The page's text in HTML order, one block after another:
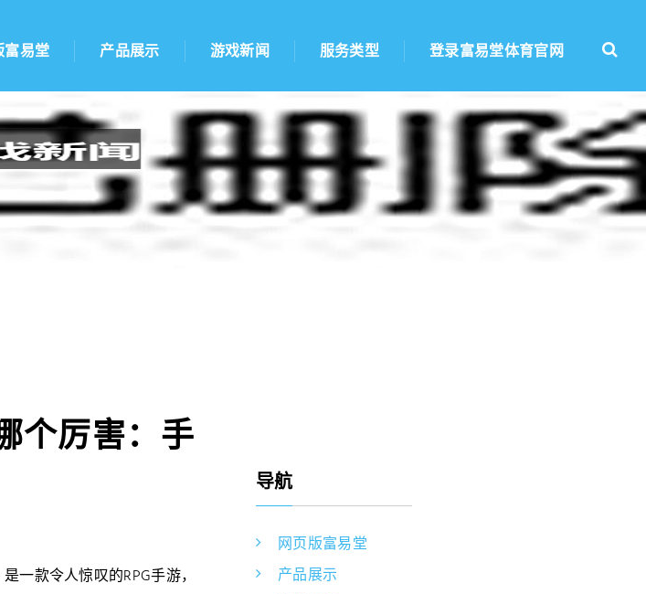
富易堂 产品展示 游戏新闻 服务类型 登录富易堂体育官网
个厉害：手
一款令人惊叹的RPG手游，
导航
网页版富易堂
产品展示